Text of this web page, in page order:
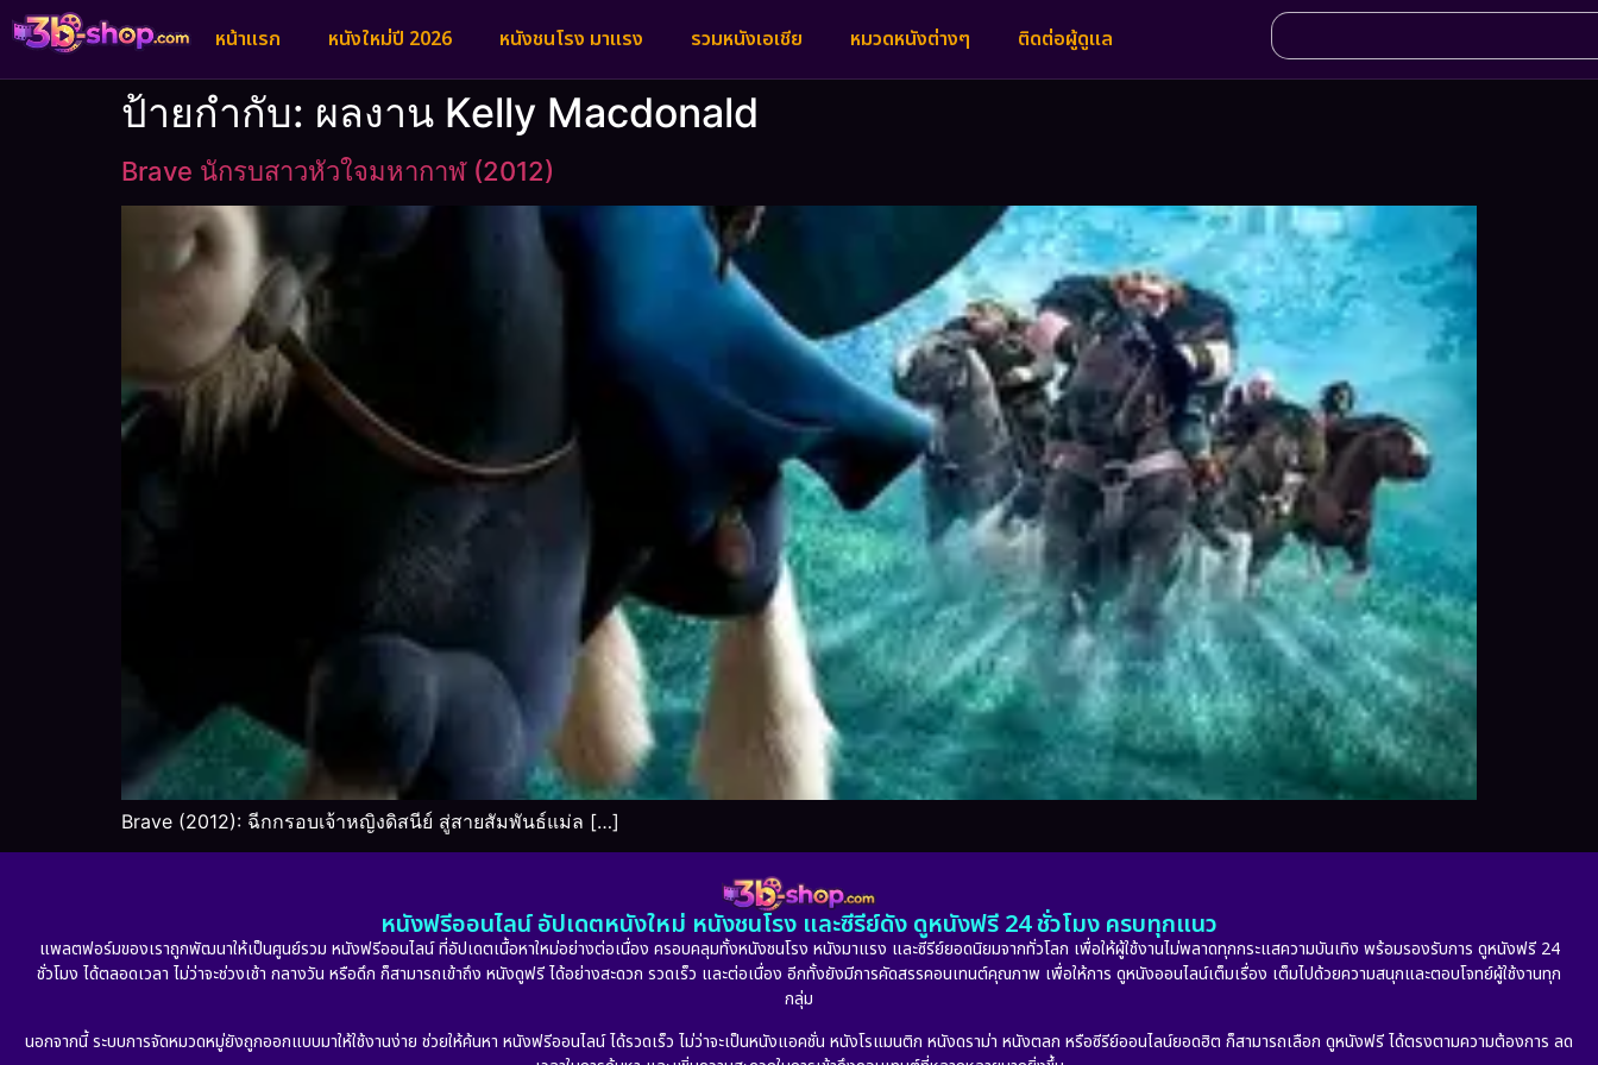
หน้าแรก หนังใหม่ปี 2026 หนังชนโรง มาแรง รวมหนังเอเชีย หมวดหนังต่างๆ ติดต่อผู้ดูแล
ป้ายกำกับ: ผลงาน Kelly Macdonald
Brave นักรบสาวหัวใจมหากาฬ (2012)
Brave (2012): ฉีกกรอบเจ้าหญิงดิสนีย์ สู่สายสัมพันธ์แม่ล […]
หนังฟรีออนไลน์ อัปเดตหนังใหม่ หนังชนโรง และซีรีย์ดัง ดูหนังฟรี 24 ชั่วโมง ครบทุกแนว
แพลตฟอร์มของเราถูกพัฒนาให้เป็นศูนย์รวม หนังฟรีออนไลน์ ที่อัปเดตเนื้อหาใหม่อย่างต่อเนื่อง ครอบคลุมทั้งหนังชนโรง หนังมาแรง และซีรีย์ยอดนิยมจากทั่วโลก เพื่อให้ผู้ใช้งานไม่พลาดทุกกระแสความบันเทิง พร้อมรองรับการ ดูหนังฟรี 24
ชั่วโมง ได้ตลอดเวลา ไม่ว่าจะช่วงเช้า กลางวัน หรือดึก ก็สามารถเข้าถึง หนังดูฟรี ได้อย่างสะดวก รวดเร็ว และต่อเนื่อง อีกทั้งยังมีการคัดสรรคอนเทนต์คุณภาพ เพื่อให้การ ดูหนังออนไลน์เต็มเรื่อง เต็มไปด้วยความสนุกและตอบโจทย์ผู้ใช้งานทุก
กลุ่ม
นอกจากนี้ ระบบการจัดหมวดหมู่ยังถูกออกแบบมาให้ใช้งานง่าย ช่วยให้ค้นหา หนังฟรีออนไลน์ ได้รวดเร็ว ไม่ว่าจะเป็นหนังแอคชั่น หนังโรแมนติก หนังดราม่า หนังตลก หรือซีรีย์ออนไลน์ยอดฮิต ก็สามารถเลือก ดูหนังฟรี ได้ตรงตามความต้องการ ลด